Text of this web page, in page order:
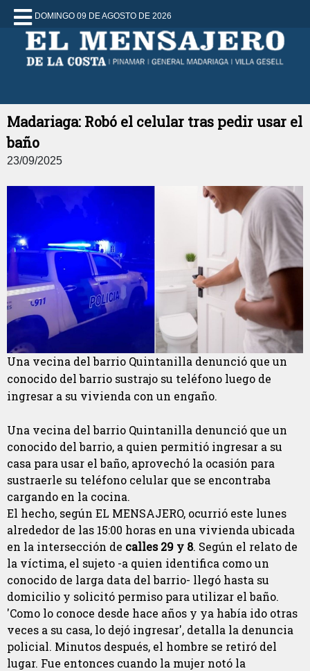
DOMINGO 09 DE AGOSTO DE 2026
Madariaga: Robó el celular tras pedir usar el
baño
23/09/2025
Una vecina del barrio Quintanilla denunció que un
conocido del barrio sustrajo su teléfono luego de
ingresar a su vivienda con un engaño.
Una vecina del barrio Quintanilla denunció que un
conocido del barrio, a quien permitió ingresar a su
casa para usar el baño, aprovechó la ocasión para
sustraerle su teléfono celular que se encontraba
cargando en la cocina.
El hecho, según EL MENSAJERO, ocurrió este lunes
alrededor de las 15:00 horas en una vivienda ubicada
en la intersección de calles 29 y 8. Según el relato de
la víctima, el sujeto -a quien identifica como un
conocido de larga data del barrio- llegó hasta su
domicilio y solicitó permiso para utilizar el baño.
'Como lo conoce desde hace años y ya había ido otras
veces a su casa, lo dejó ingresar', detalla la denuncia
policial. Minutos después, el hombre se retiró del
lugar. Fue entonces cuando la mujer notó la